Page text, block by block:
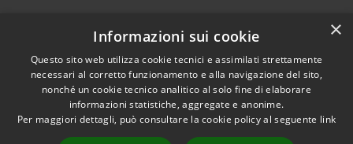
RSS
Accessibilità
Cookie
Copyright © 2023 •
Comune di Noicàttaro
Powered byMunicipium
Redazione•Portale
×
Informazioni sui cookie
Questo sito web utilizza cookie tecnici e assimilati strettamente
necessari al corretto funzionamento e alla navigazione del sito,
nonché un cookie tecnico analitico al solo fine di elaborare
informazioni statistiche, aggregate e anonime.
Per maggiori dettagli, può consultare la cookie policy al seguente link